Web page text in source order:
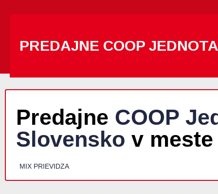
PREDAJNE COOP
Predajne COOP
Slovensko v
MIX PRIEVIDZA